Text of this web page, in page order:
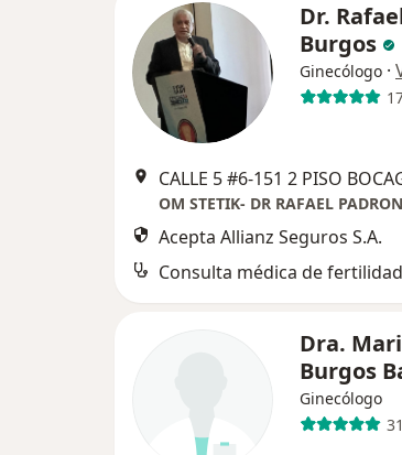
Dr.
Burgos
Ginecólogo ·
OM STETIK- DR RAFAEL
Acepta Allianz Seguros S.A.
Consulta médica de fertilidad
Dra.
Burgos
Ginecólogo